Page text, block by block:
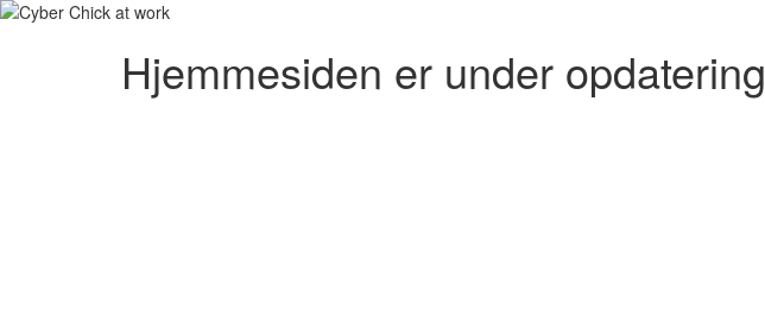
Hjemmesiden er under opdatering